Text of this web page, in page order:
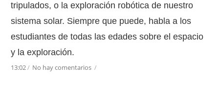
tripulados, o la exploración robótica de nuestro
sistema solar. Siempre que puede, habla a los
estudiantes de todas las edades sobre el espacio
y la exploración.
13:02/ No hay comentarios /